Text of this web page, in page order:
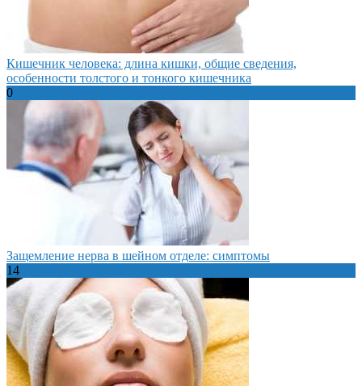
Кишечник человека: длина кишки, общие сведения,
особенности толстого и тонкого кишечника
0
Защемление нерва в шейном отделе: симптомы
14